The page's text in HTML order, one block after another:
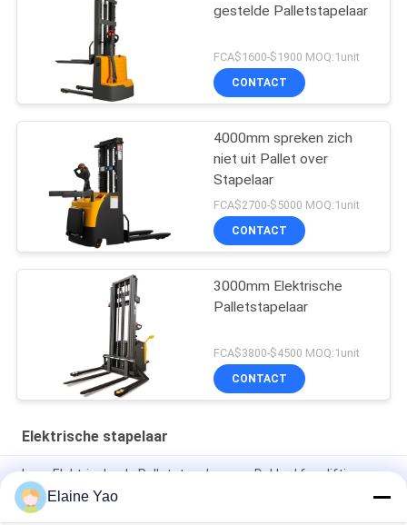
gestelde Palletstapelaar
FCA$1600-$1900 MOQ:1unit
CONTACT
4000mm spreken zich
niet uit Pallet over
Stapelaar
FCA$2700-$5000 MOQ:1unit
CONTACT
3000mm Elektrische
Palletstapelaar
FCA$3800-$4500 MOQ:1unit
CONTACT
Elektrische stapelaar
Lage Elektrische de Palletstapelaar van Dakkad free lifting
2000kgElaine Yao